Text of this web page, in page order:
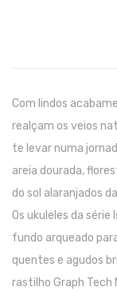
Peles
Percursão
Cajons
Acessórios
Com lindos
realçam os veios
te levar numa
areia dourada,
do sol alaranjados
Os ukuleles da
fundo arqueado
quentes e agudos
rastilho Graph Tech